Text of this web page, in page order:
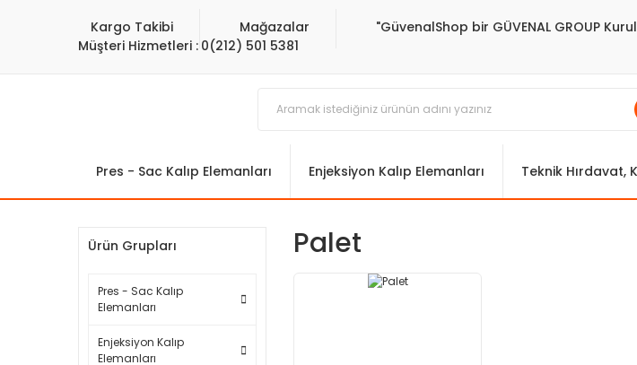
Kargo Takibi Mağazalar "GüvenalShop bir GÜVENAL GROUP
Müşteri Hizmetleri : 0(212) 501 5381
Pres - Sac Kalıp Elemanları Enjeksiyon Kalıp Elemanları Teknik Hırdavat,
Ürün Grupları
Pres - Sac Kalıp
Elemanları
Enjeksiyon Kalıp
Elemanları
Palet